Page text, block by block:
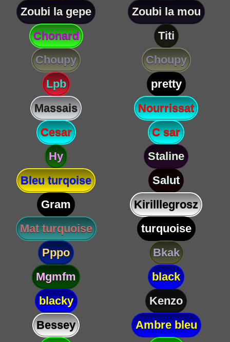
Zoubi la gepe
Zoubi la mou
Chonard
Titi
Choupy
Choupy
Lpb
pretty
Massais
Nourrissat
Cesar
C sar
Hy
Staline
Bleu turqoise
Salut
Gram
Kirilllegrosz
Mat turquoise
turquoise
Pppo
Bkak
Mgmfm
black
blacky
Kenzo
Bessey
Ambre bleu